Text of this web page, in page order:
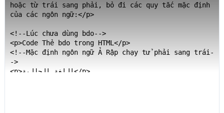
hoặc từ trái sang phải, bỏ đi các quy tắc mặc định
của các ngôn ngữ:</p>
<!--Lúc chưa dùng bdo-->
<p>Code Thẻ bdo trong HTML</p>
<!--Mặc định ngôn ngữ Ả Rập chạy tử phải sang trái-
->
<p>اللغة الحالية</p>